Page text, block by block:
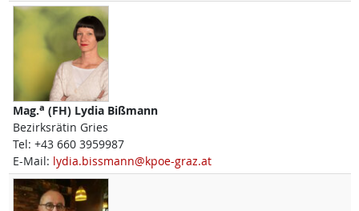
Mag.a (FH) Lydia Bißmann
Bezirksrätin Gries
Tel: +43 660 3959987
E-Mail: lydia.bissmann@kpoe-graz.at